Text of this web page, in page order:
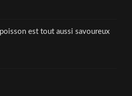
est tout aussi savoureux